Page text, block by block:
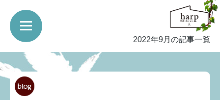
2022年9月の記事一覧